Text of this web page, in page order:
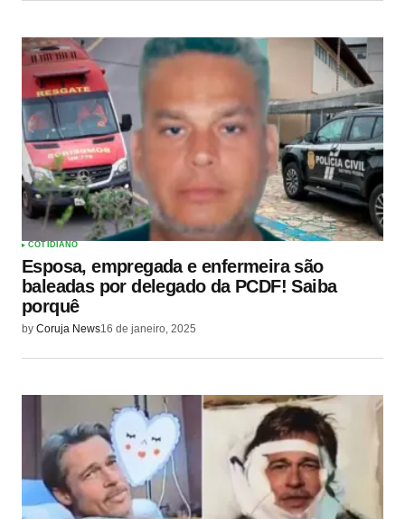
COTIDIANO
Esposa, empregada e enfermeira são
baleadas por delegado da PCDF! Saiba
porquê
by Coruja News16 de janeiro, 2025